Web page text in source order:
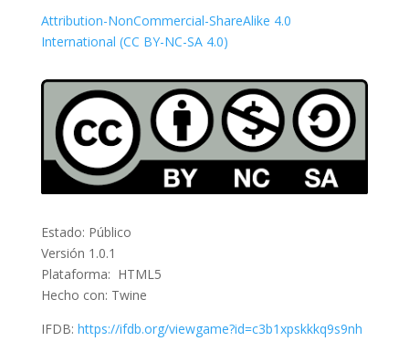
Attribution-NonCommercial-ShareAlike 4.0
International (CC BY-NC-SA 4.0)
Estado: Público
Versión 1.0.1
Plataforma: HTML5
Hecho con: Twine
IFDB: https://ifdb.org/viewgame?id=c3b1xpskkkq9s9nh